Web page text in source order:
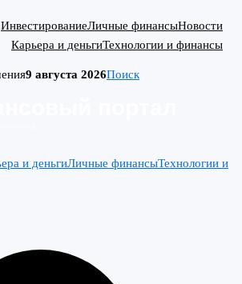
ИнвестированиеЛичные финансыНовости
Карьера и деньгиТехнологии и финансы
9 августа 2026Поиск
и деньгиЛичные финансыТехнологии и